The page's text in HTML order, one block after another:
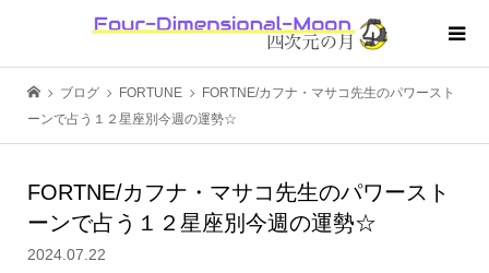
ブログ FORTUNE
FORTNE/カフナ・マサコ先生のパワースト
ーンで占う１２星座別今週の運勢☆
FORTNE/カフナ・マサコ先生のパワースト
ーンで占う１２星座別今週の運勢☆
2024.07.22